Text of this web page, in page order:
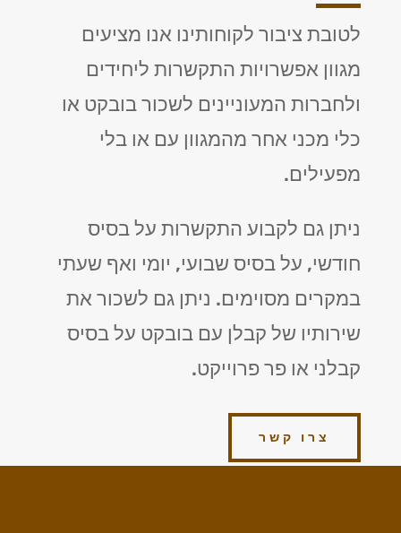
לטובת ציבור לקוחותינו אנו מציעים
מגוון אפשרויות התקשרות ליחידים
ולחברות המעוניינים לשכור בובקט או
כלי מכני אחר מהמגוון עם או בלי
מפעילים.
ניתן גם לקבוע התקשרות על בסיס
חודשי, על בסיס שבועי, יומי ואף שעתי
במקרים מסוימים. ניתן גם לשכור את
שירותיו של קבלן עם בובקט על בסיס
קבלני או פר פרוייקט.
צרו קשר